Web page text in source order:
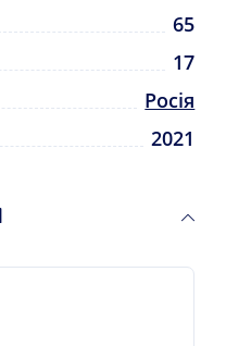
65
17
Росія
2021